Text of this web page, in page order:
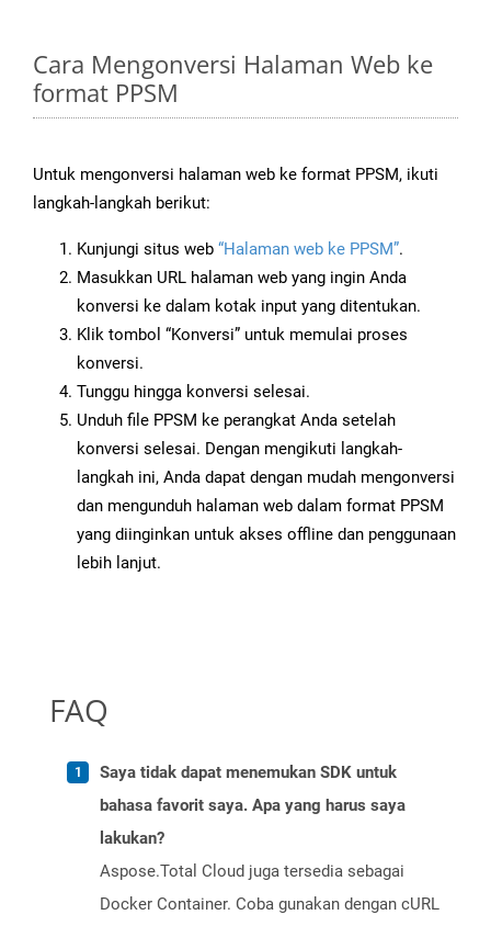
Cara Mengonversi Halaman Web ke
format PPSM
Untuk mengonversi halaman web ke format PPSM, ikuti
langkah-langkah berikut:
Kunjungi situs web “Halaman web ke PPSM”.
Masukkan URL halaman web yang ingin Anda
konversi ke dalam kotak input yang ditentukan.
Klik tombol “Konversi” untuk memulai proses
konversi.
Tunggu hingga konversi selesai.
Unduh file PPSM ke perangkat Anda setelah
konversi selesai. Dengan mengikuti langkah-
langkah ini, Anda dapat dengan mudah mengonversi
dan mengunduh halaman web dalam format PPSM
yang diinginkan untuk akses offline dan penggunaan
lebih lanjut.
FAQ
Saya tidak dapat menemukan SDK untuk
bahasa favorit saya. Apa yang harus saya
lakukan?
Aspose.Total Cloud juga tersedia sebagai
Docker Container. Coba gunakan dengan cURL